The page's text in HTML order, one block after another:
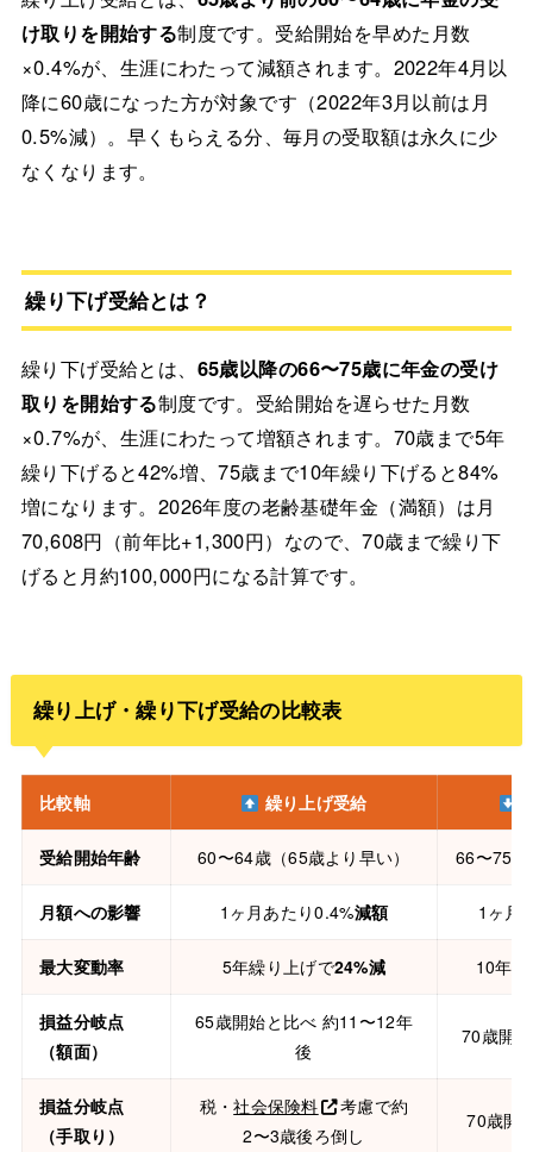
け取りを開始する制度です。受給開始を早めた月数
×0.4%が、生涯にわたって減額されます。2022年4月以
降に60歳になった方が対象です（2022年3月以前は月
0.5%減）。早くもらえる分、毎月の受取額は永久に少
なくなります。
繰り下げ受給とは？
繰り下げ受給とは、 65歳以降の66〜75歳に年金の受け
取りを開始する制度です。受給開始を遅らせた月数
×0.7%が、生涯にわたって増額されます。70歳まで5年
繰り下げると42%増、75歳まで10年繰り下げると84%
増になります。2026年度の老齢基礎年金（満額）は月
70,608円（前年比+1,300円）なので、70歳まで繰り下
げると月約100,000円になる計算です。
繰り上げ・繰り下げ受給の比較表
比較軸 繰り上げ受給
受給開始年齢 60〜64歳（65歳より早い） 66〜75
月額への影響 1ヶ月あたり0.4%減額 1ヶ月
最大変動率 5年繰り上げで24%減 10年
損益分岐点
（額面）
65歳開始と比べ 約11〜12年
後
70歳開
損益分岐点
（手取り）
税・社会保険料
考慮で約
2〜3歳後ろ倒し
70歳開